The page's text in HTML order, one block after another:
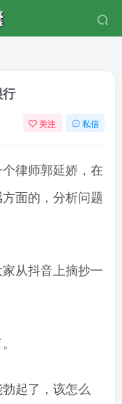
关注 私信
律师郭延娇，在
面的，分析问题
从抖音上摘抄一
起了，该怎么